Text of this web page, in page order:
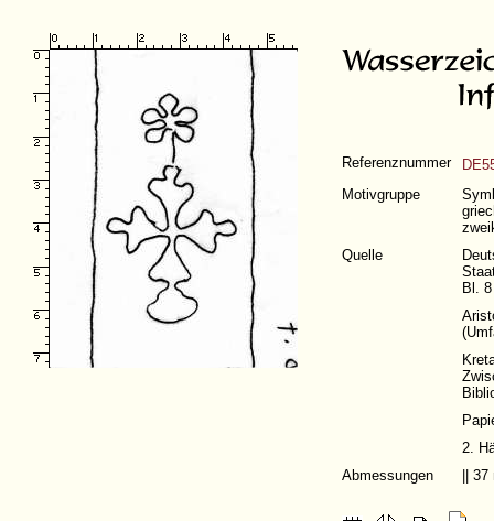
Referenznummer
Motivgruppe
Quelle
Bl. 8
(
2.
Abmessungen
||